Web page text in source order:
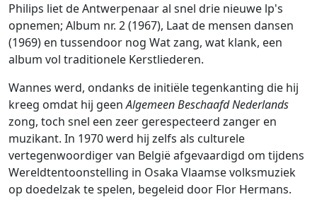
Philips liet de Antwerpenaar al snel drie nieuwe lp's
opnemen; Album nr. 2 (1967), Laat de mensen dansen
(1969) en tussendoor nog Wat zang, wat klank, een
album vol traditionele Kerstliederen.
Wannes werd, ondanks de initiële tegenkanting die hij
kreeg omdat hij geenAlgemeen Beschaafd Nederlands
zong, toch snel een zeer gerespecteerd zanger en
muzikant. In 1970 werd hij zelfs als culturele
vertegenwoordiger van België afgevaardigd om tijdens
Wereldtentoonstelling in Osaka Vlaamse volksmuziek
op doedelzak te spelen, begeleid door Flor Hermans.